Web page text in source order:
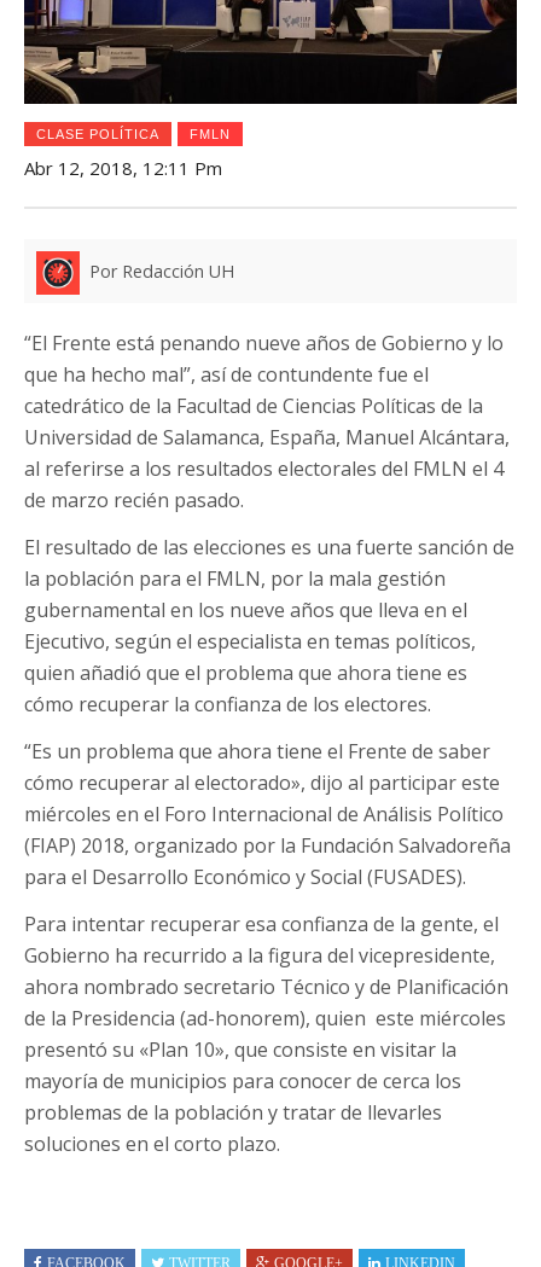
CLASE POLÍTICA FMLN
Abr 12, 2018, 12:11 Pm
Por Redacción UH
“El Frente está penando nueve años de Gobierno y lo
que ha hecho mal”, así de contundente fue el
catedrático de la Facultad de Ciencias Políticas de la
Universidad de Salamanca, España, Manuel Alcántara,
al referirse a los resultados electorales del FMLN el 4
de marzo recién pasado.
El resultado de las elecciones es una fuerte sanción de
la población para el FMLN, por la mala gestión
gubernamental en los nueve años que lleva en el
Ejecutivo, según el especialista en temas políticos,
quien añadió que el problema que ahora tiene es
cómo recuperar la confianza de los electores.
“Es un problema que ahora tiene el Frente de saber
cómo recuperar al electorado», dijo al participar este
miércoles en el Foro Internacional de Análisis Político
(FIAP) 2018, organizado por la Fundación Salvadoreña
para el Desarrollo Económico y Social (FUSADES).
Para intentar recuperar esa confianza de la gente, el
Gobierno ha recurrido a la figura del vicepresidente,
ahora nombrado secretario Técnico y de Planificación
de la Presidencia (ad-honorem), quien este miércoles
presentó su «Plan 10», que consiste en visitar la
mayoría de municipios para conocer de cerca los
problemas de la población y tratar de llevarles
soluciones en el corto plazo.
FACEBOOK TWITTER GOOGLE+ LINKEDIN